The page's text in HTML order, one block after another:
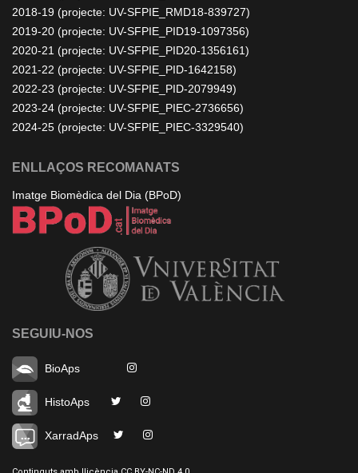
2018-19 (projecte: UV-SFPIE_RMD18-839727)
2019-20 (projecte: UV-SFPIE_PID19-1097356)
2020-21 (projecte: UV-SFPIE_PID20-1356161)
2021-22 (projecte: UV-SFPIE_PID-1642158)
2022-23 (projecte: UV-SFPIE_PID-2079949)
2023-24 (projecte: UV-SFPIE_PIEC-2736656)
2024-25 (projecte: UV-SFPIE_PIEC-3329540)
ENLLAÇOS RECOMANATS
Imatge Biomèdica del Dia (BPoD)
SEGUIU-NOS
BioAps
HistoAps
XarradAps